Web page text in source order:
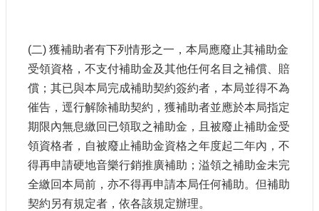
(二) 獲補助者有下列情形之一，本局應廢止其補助金
受領資格，不支付補助金及其他任何名目之補償、賠
償；其已與本局完成補助契約簽約者，本局並得不為
催告，逕行解除補助契約，獲補助者並應於本局指定
期限內無息繳回已領取之補助金，且被廢止補助金受
領資格者，自被廢止補助金資格之年度起二年內，不
得再申請硬地音樂行銷推廣補助；溢領之補助金未完
全繳回本局前，亦不得再申請本局任何補助。但補助
契約另有規定者，依各該規定辦理。